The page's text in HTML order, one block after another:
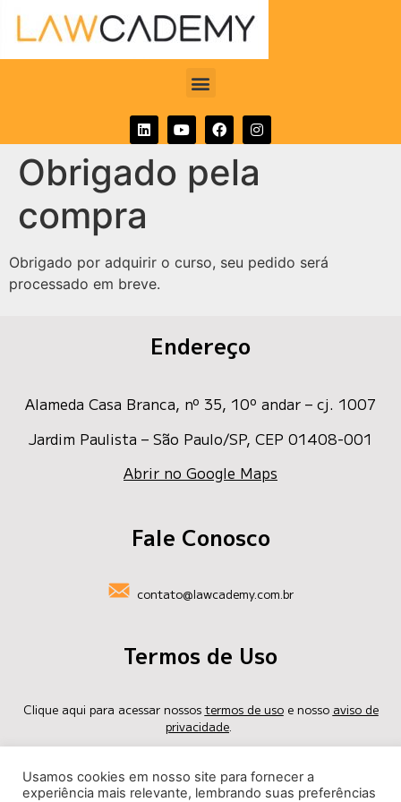
Obrigado pela
compra
Obrigado por adquirir o curso, seu pedido será
processado em breve.
Endereço
Alameda Casa Branca, nº 35, 10º andar – cj. 1007
Jardim Paulista – São Paulo/SP, CEP 01408-001
Abrir no Google Maps
Fale Conosco
contato@lawcademy.com.br
Termos de Uso
Clique aqui para acessar nossos termos de usoe nosso aviso de
privacidade.
Usamos cookies em nosso site para fornecer a
experiência mais relevante, lembrando suas preferências